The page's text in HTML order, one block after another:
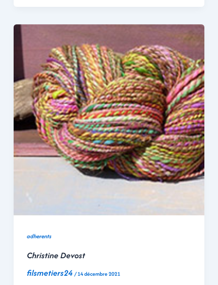
adherents
Christine Devost
filsmetiers24/14 décembre 2021